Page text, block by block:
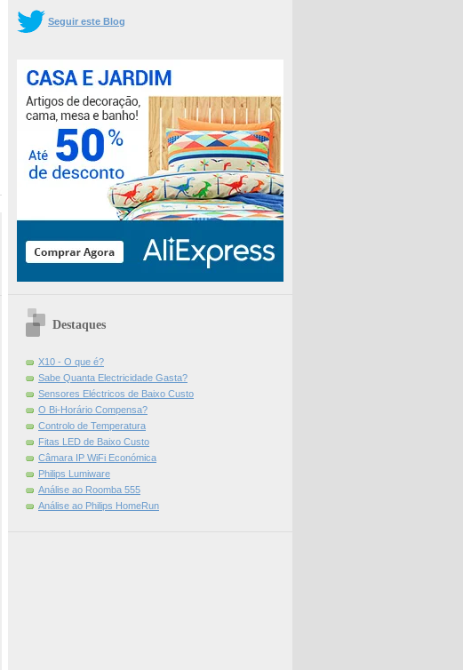
Seguir este Blog
Destaques
X10 - O que é?
Sabe Quanta Electricidade Gasta?
Sensores Eléctricos de Baixo Custo
O Bi-Horário Compensa?
Controlo de Temperatura
Fitas LED de Baixo Custo
Câmara IP WiFi Económica
Philips Lumiware
Análise ao Roomba 555
Análise ao Philips HomeRun